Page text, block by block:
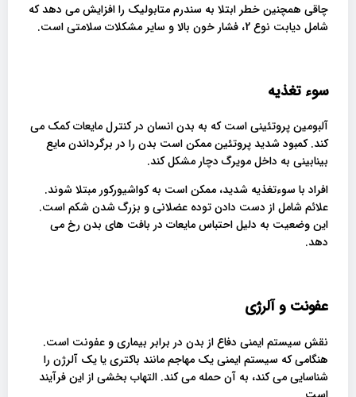
چاقی همچنین خطر ابتلا به سندرم متابولیک را افزایش می دهد که
شامل دیابت نوع 2، فشار خون بالا و سایر مشکلات سلامتی است.
سوء تغذیه
آلبومین پروتئینی است که به بدن انسان در کنترل مایعات کمک می
کند. کمبود شدید پروتئین ممکن است بدن را در برگرداندن مایع
بینابینی به داخل مویرگ دچار مشکل کند.
افراد با سوءتغذیه شدید، ممکن است به کواشیورکور مبتلا شوند.
علائم شامل از دست دادن توده عضلانی و بزرگ شدن شکم است.
این وضعیت به دلیل احتباس مایعات در بافت های بدن رخ می
دهد.
عفونت و آلرژی
نقش سیستم ایمنی دفاع از بدن در برابر بیماری و عفونت است.
هنگامی که سیستم ایمنی یک مهاجم مانند باکتری یا یک آلرژن را
شناسایی می کند، به آن حمله می کند. التهاب بخشی از این فرآیند